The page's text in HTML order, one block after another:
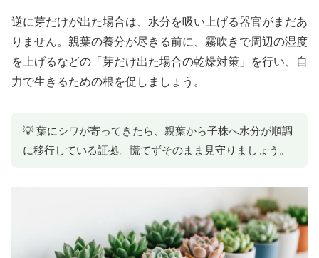
逆に芽だけが出た場合は、水分を吸い上げる器官がまだあ
りません。親葉の養分が尽きる前に、霧吹きで周辺の湿度
を上げるなどの「芽だけ出た場合の乾燥対策」を行い、自
力で生きるための根を促しましょう。
💡 葉にシワが寄ってきたら、親葉から子株へ水分が順調
に移行している証拠。慌てずそのまま見守りましょう。